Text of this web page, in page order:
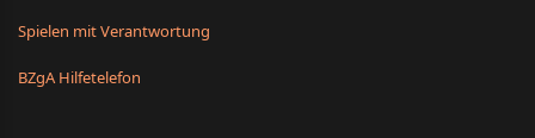
Spielen mit Verantwortung
BZgA Hilfetelefon